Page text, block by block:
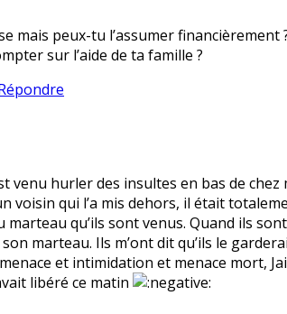
mais peux-tu l’assumer
sur l’aide de ta famille ?
venu hurler des insultes en bas de
voisin qui l’a mis dehors, il était
marteau qu’ils sont venus. Quand ils
marteau. Ils m’ont dit qu’ils le
et intimidation et menace mort,
libéré ce matin